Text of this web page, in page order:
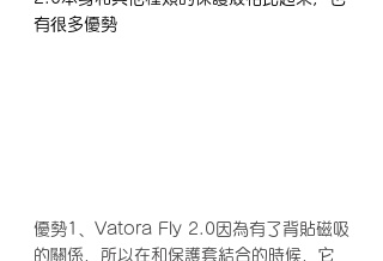
有很多優勢
優勢1、Vatora Fly 2.0因為有了背貼磁吸
的關係，所以在和保護套結合的時候，它